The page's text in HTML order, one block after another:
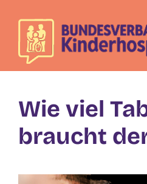
content
Wie viel
braucht